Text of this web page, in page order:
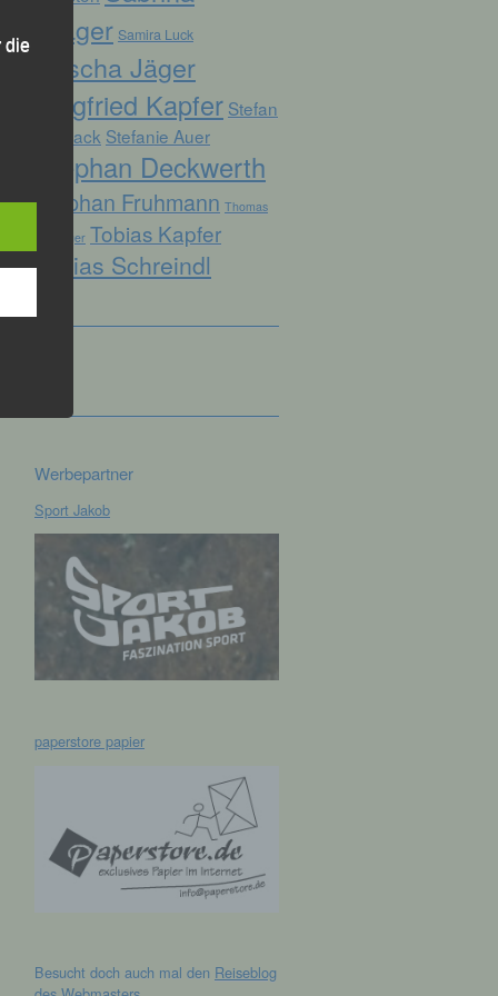
Prager Samira Luck
Sascha Jäger
Siegfried Kapfer Stefan
Biersack Stefanie Auer
Stephan Deckwerth
Stephan Fruhmann Thomas
Kopfinger Tobias Kapfer
Tobias Schreindl
Werbepartner
Sport Jakob
paperstore papier
Besucht doch auch mal den Reiseblog
die